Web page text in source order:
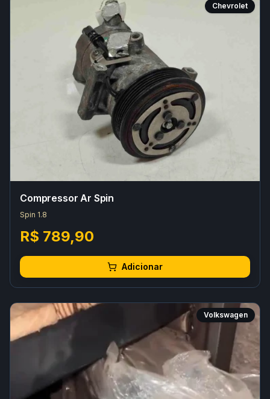
Chevrolet
Compressor Ar Spin
Spin 1.8
R$ 789,90
Adicionar
Volkswagen